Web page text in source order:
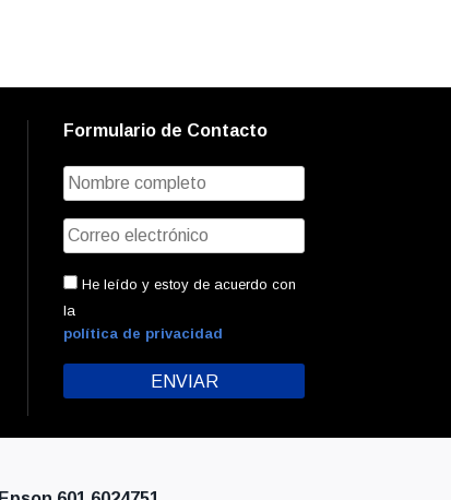
Formulario de Contacto
He leído y estoy de acuerdo con
la
política de privacidad